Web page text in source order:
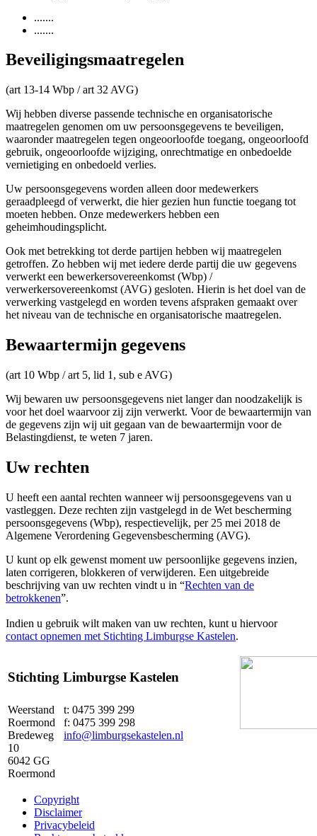
.......
.......
Beveiligingsmaatregelen
(art 13-14 Wbp / art 32 AVG)
Wij hebben diverse passende technische en organisatorische
maatregelen genomen om uw persoonsgegevens te beveiligen,
waaronder maatregelen tegen ongeoorloofde toegang, ongeoorloofd
gebruik, ongeoorloofde wijziging, onrechtmatige en onbedoelde
vernietiging en onbedoeld verlies.
Uw persoonsgegevens worden alleen door medewerkers
geraadpleegd of verwerkt, die hier gezien hun functie toegang tot
moeten hebben. Onze medewerkers hebben een
geheimhoudingsplicht.
Ook met betrekking tot derde partijen hebben wij maatregelen
getroffen. Zo hebben wij met iedere derde partij die uw gegevens
verwerkt een bewerkersovereenkomst (Wbp) /
verwerkersovereenkomst (AVG) gesloten. Hierin is het doel van de
verwerking vastgelegd en worden tevens afspraken gemaakt over
het niveau van de technische en organisatorische maatregelen.
Bewaartermijn gegevens
(art 10 Wbp / art 5, lid 1, sub e AVG)
Wij bewaren uw persoonsgegevens niet langer dan noodzakelijk is
voor het doel waarvoor zij zijn verwerkt. Voor de bewaartermijn van
de gegevens zijn wij uit gegaan van de bewaartermijn voor de
Belastingdienst, te weten 7 jaren.
Uw rechten
U heeft een aantal rechten wanneer wij persoonsgegevens van u
vastleggen. Deze rechten zijn vastgelegd in de Wet bescherming
persoonsgegevens (Wbp), respectievelijk, per 25 mei 2018 de
Algemene Verordening Gegevensbescherming (AVG).
U kunt op elk gewenst moment uw persoonlijke gegevens inzien,
laten corrigeren, blokkeren of verwijderen. Een uitgebreide
beschrijving van uw rechten vindt u in “Rechten van de
betrokkenen”.
Indien u gebruik wilt maken van uw rechten, kunt u hiervoor
contact opnemen met Stichting Limburgse Kastelen.
Stichting Limburgse Kastelen
Weerstand
Roermond
Bredeweg
10
6042 GG
Roermond
t: 0475 399 299
f: 0475 399 298
info@limburgsekastelen.nl
Copyright
Disclaimer
Privacybeleid